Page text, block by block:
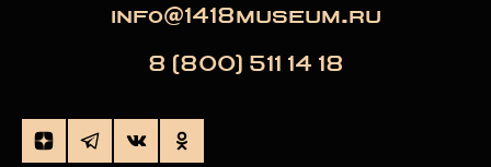
info@1418museum.ru
8 (800) 511 14 18